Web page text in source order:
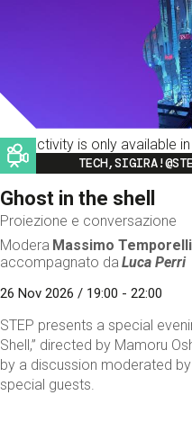
This activity is only available
Image
Ghost in the shell
Proiezione e conversazione
Modera Massimo Temporelli
accompagnato da Luca Perri
26 Nov 2026 / 19:00 - 22:00
STEP presents a special
Shell,” directed by Mamoru
by a discussion moderated
special guests.